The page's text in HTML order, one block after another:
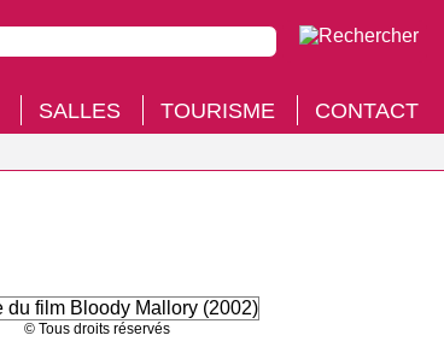
SALLES TOURISME CONTACT
© Tous droits réservés